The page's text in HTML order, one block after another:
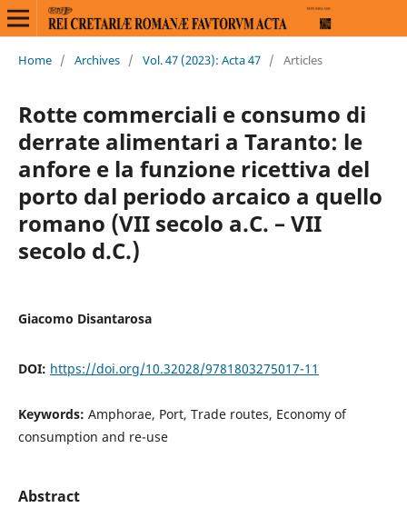
Home / Archives / Vol. 47 (2023): Acta 47 / Articles
Rotte commerciali e consumo di
derrate alimentari a Taranto: le
anfore e la funzione ricettiva del
porto dal periodo arcaico a quello
romano (VII secolo a.C. – VII
secolo d.C.)
Giacomo Disantarosa
DOI: https://doi.org/10.32028/9781803275017-11
Keywords: Amphorae, Port, Trade routes, Economy of
consumption and re-use
Abstract